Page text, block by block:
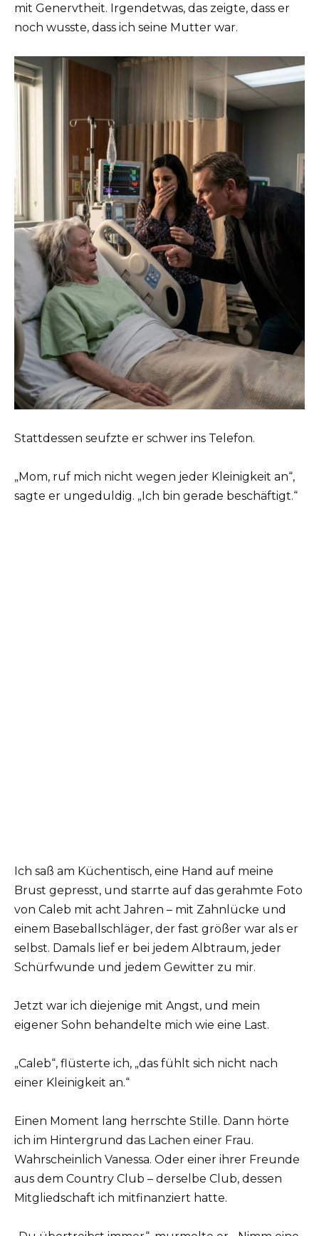
mit Genervtheit. Irgendetwas, das zeigte, dass er
noch wusste, dass ich seine Mutter war.
Stattdessen seufzte er schwer ins Telefon.
„Mom, ruf mich nicht wegen jeder Kleinigkeit an“,
sagte er ungeduldig. „Ich bin gerade beschäftigt.“
Ich saß am Küchentisch, eine Hand auf meine
Brust gepresst, und starrte auf das gerahmte Foto
von Caleb mit acht Jahren – mit Zahnlücke und
einem Baseballschläger, der fast größer war als er
selbst. Damals lief er bei jedem Albtraum, jeder
Schürfwunde und jedem Gewitter zu mir.
Jetzt war ich diejenige mit Angst, und mein
eigener Sohn behandelte mich wie eine Last.
„Caleb“, flüsterte ich, „das fühlt sich nicht nach
einer Kleinigkeit an.“
Einen Moment lang herrschte Stille. Dann hörte
ich im Hintergrund das Lachen einer Frau.
Wahrscheinlich Vanessa. Oder einer ihrer Freunde
aus dem Country Club – derselbe Club, dessen
Mitgliedschaft ich mitfinanziert hatte.